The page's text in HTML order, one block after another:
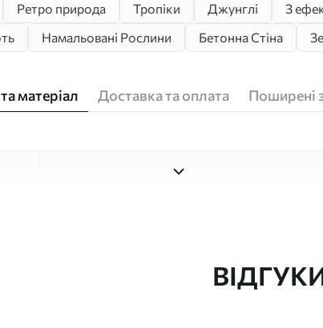
Ретро природа Тропіки Джунглі
З
Намальовані Рослини Бетонна Стіна
матеріал Доставка та оплата Поширені